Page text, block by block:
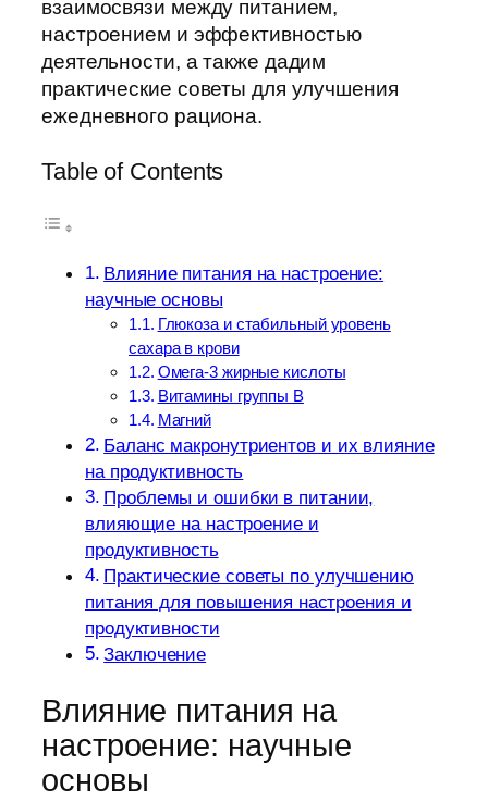
взаимосвязи между питанием,
настроением и эффективностью
деятельности, а также дадим
практические советы для улучшения
ежедневного рациона.
Table of Contents
Влияние питания на настроение:
научные основы
Глюкоза и стабильный уровень
сахара в крови
Омега-3 жирные кислоты
Витамины группы В
Магний
Баланс макронутриентов и их влияние
на продуктивность
Проблемы и ошибки в питании,
влияющие на настроение и
продуктивность
Практические советы по улучшению
питания для повышения настроения и
продуктивности
Заключение
Влияние питания на
настроение: научные
основы